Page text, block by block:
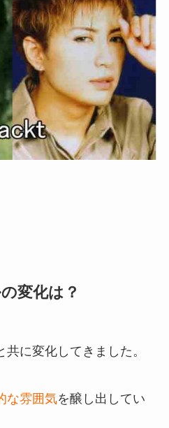
変化は？
に変化してきました。
な雰囲気を醸し出してい